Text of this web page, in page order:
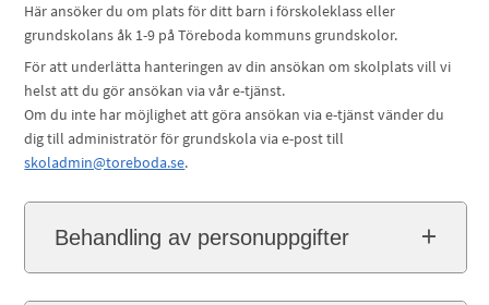
Här ansöker du om plats för ditt barn i förskoleklass eller
grundskolans åk 1-9 på Töreboda kommuns grundskolor.
För att underlätta hanteringen av din ansökan om skolplats vill vi
helst att du gör ansökan via vår e-tjänst.
Om du inte har möjlighet att göra ansökan via e-tjänst vänder du
dig till administratör för grundskola via e-post till
skoladmin@toreboda.se.
Behandling av personuppgifter